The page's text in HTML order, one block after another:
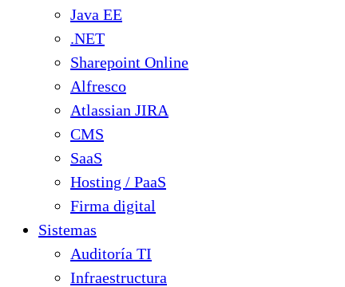
Java EE
.NET
Sharepoint Online
Alfresco
Atlassian JIRA
CMS
SaaS
Hosting / PaaS
Firma digital
Sistemas
Auditoría TI
Infraestructura